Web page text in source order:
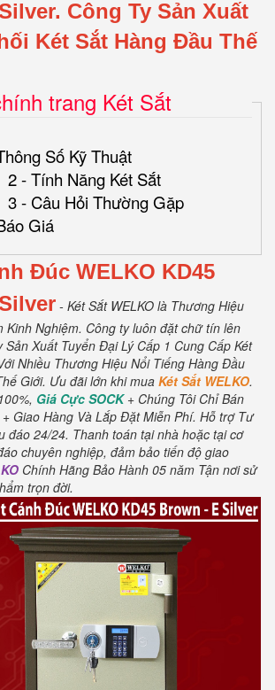
Công Ty Sản Xuất
Két Sắt Hàng Đầu Thế
trang Két Sắt
Số Kỹ Thuật
2 - Tính Năng Két Sắt
3 - Câu Hỏi Thường Gặp
Giá
Đúc WELKO KD45
- Két Sắt WELKO là Thương Hiệu
Kinh Nghiệm. Công ty luôn đặt chữ tín lên
Sản Xuất Tuyển Đại Lý Cấp 1 Cung Cấp Két
Nhiều Thương Hiệu Nổi Tiếng Hàng Đầu
Giới. Ưu đãi lớn khi mua Két Sắt WELKO.
Giá Cực SOCK+ Chúng Tôi Chỉ Bán
Giao Hàng Và Lắp Đặt Miễn Phí. Hỗ trợ Tư
đáo 24/24. Thanh toán tại nhà hoặc tại cơ
chuyên nghiệp, đảm bảo tiến độ giao
Chính Hãng Bảo Hành 05 năm Tận nơi sử
trọn đời.